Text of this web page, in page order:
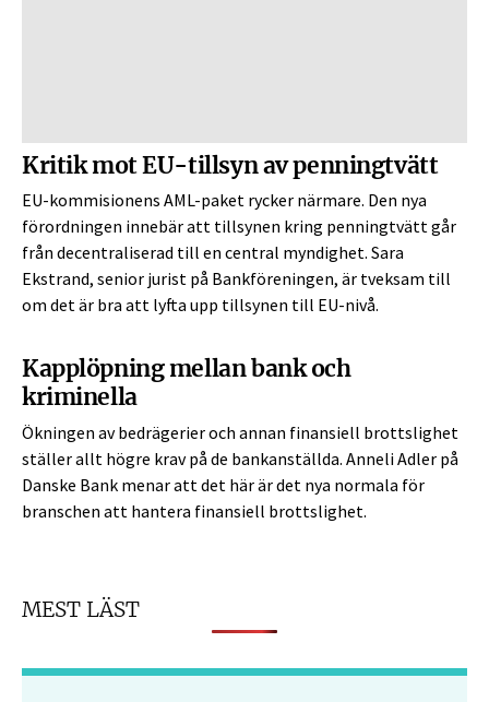
Kritik mot EU-tillsyn av penningtvätt
EU-kommisionens AML-paket rycker närmare. Den nya
förordningen innebär att tillsynen kring penningtvätt går
från decentraliserad till en central myndighet. Sara
Ekstrand, senior jurist på Bankföreningen, är tveksam till
om det är bra att lyfta upp tillsynen till EU-nivå.
Kapplöpning mellan bank och
kriminella
Ökningen av bedrägerier och annan finansiell brottslighet
ställer allt högre krav på de bankanställda. Anneli Adler på
Danske Bank menar att det här är det nya normala för
branschen att hantera finansiell brottslighet.
MEST LÄST